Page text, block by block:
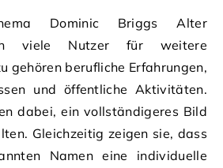
Dominic Briggs Alter
viele Nutzer für weitere
gehören berufliche Erfahrungen,
und öffentliche Aktivitäten.
dabei, ein vollständigeres Bild
Gleichzeitig zeigen sie, dass
Namen eine individuelle